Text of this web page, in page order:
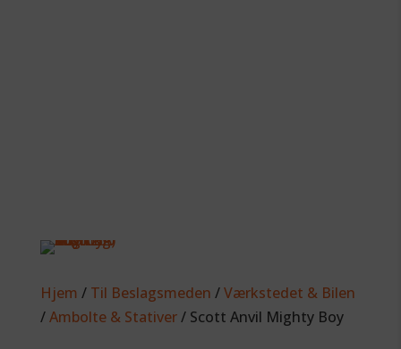
Hjem / Til Beslagsmeden /Værkstedet & Bilen
/Ambolte & Stativer/ Scott Anvil Mighty Boy